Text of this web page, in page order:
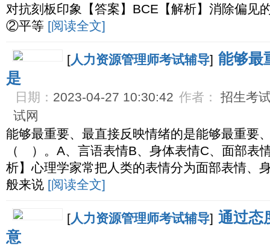
对抗刻板印象【答案】BCE【解析】消除偏见
②平等 [阅读全文]
[人力资源管理师考试辅导] 能够最
是
日期： 2023-04-27 10:30:42 作者：
招生考
试网
能够最重要、最直接反映情绪的是能够最重要
（ ）。A、言语表情B、身体表情C、面部表
析】心理学家常把人类的表情分为面部表情、
般来说 [阅读全文]
[人力资源管理师考试辅导] 通过态
意